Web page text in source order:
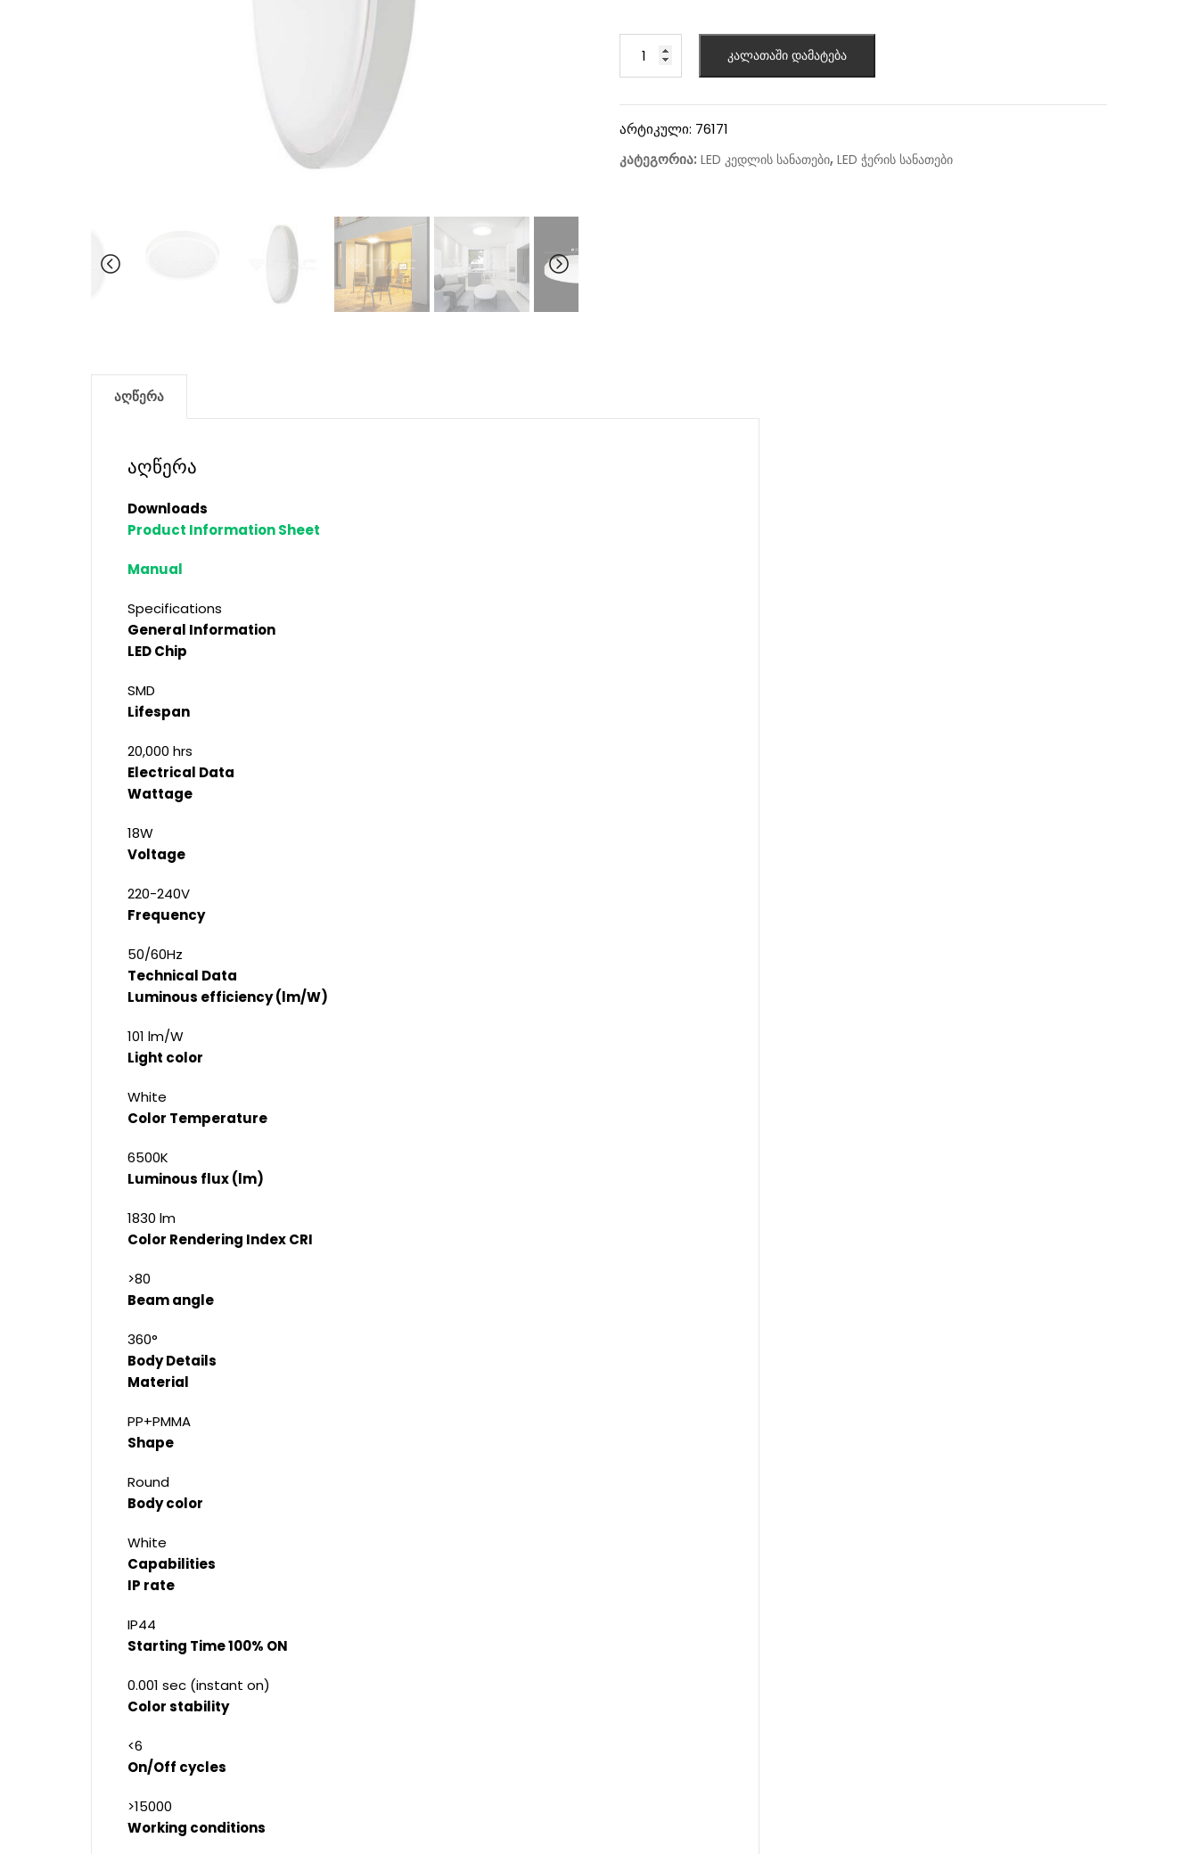
კალათაში დამატება
არტიკული: 76171
კატეგორია: LED კედლის სანათები, LED ჭერის სანათები
აღწერა
აღწერა
Downloads
Product Information Sheet
Manual
Specifications
General Information
LED Chip
SMD
Lifespan
20,000 hrs
Electrical Data
Wattage
18W
Voltage
220-240V
Frequency
50/60Hz
Technical Data
Luminous efficiency (lm/W)
101 lm/W
Light color
White
Color Temperature
6500K
Luminous flux (lm)
1830 lm
Color Rendering Index CRI
>80
Beam angle
360°
Body Details
Material
PP+PMMA
Shape
Round
Body color
White
Capabilities
IP rate
IP44
Starting Time 100% ON
0.001 sec (instant on)
Color stability
<6
On/Off cycles
>15000
Working conditions